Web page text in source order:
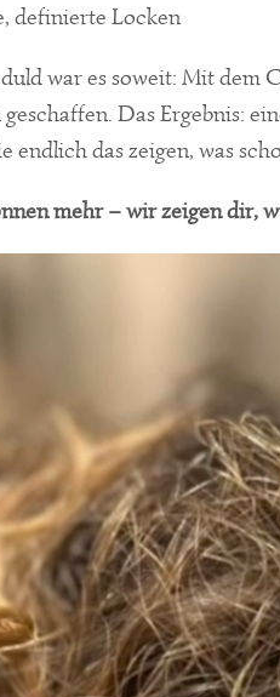
definierte Locken
war es soweit: Mit dem
Das Ergebnis:
endlich das zeigen, was
mehr – wir zeigen dir,